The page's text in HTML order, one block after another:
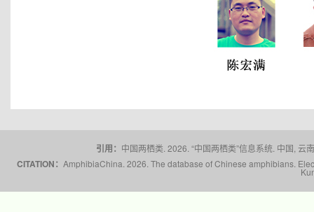
引用： 中国两栖类. 2026. “中国两栖类”信息系统. 中国,
CITATION： AmphibiaChina. 2026. The database of Chinese amphibians.